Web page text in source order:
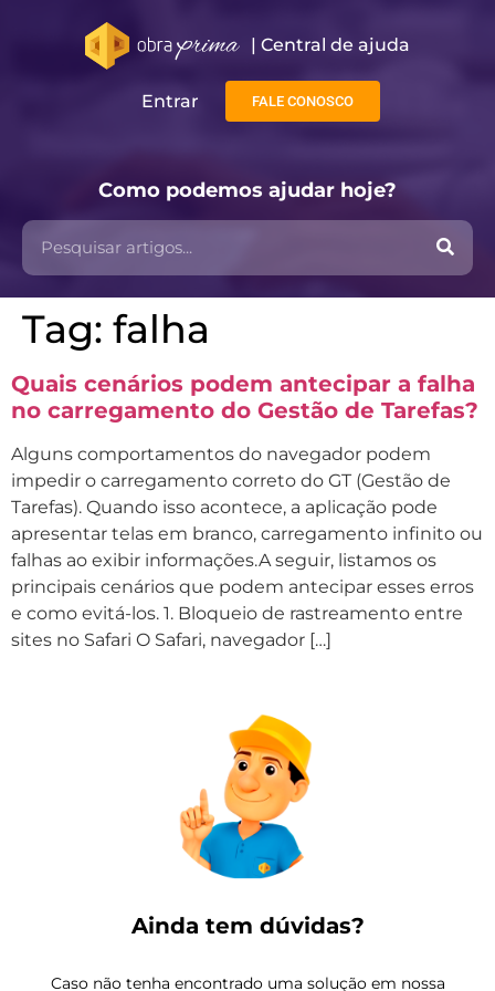
| Central de ajuda​
Entrar FALE CONOSCO
Como podemos ajudar hoje?
Tag: falha
Quais cenários podem antecipar a falha
no carregamento do Gestão de Tarefas?
Alguns comportamentos do navegador podem
impedir o carregamento correto do GT (Gestão de
Tarefas). Quando isso acontece, a aplicação pode
apresentar telas em branco, carregamento infinito ou
falhas ao exibir informações.A seguir, listamos os
principais cenários que podem antecipar esses erros
e como evitá-los. 1. Bloqueio de rastreamento entre
sites no Safari O Safari, navegador […]
Ainda tem dúvidas?
Caso não tenha encontrado uma solução em nossa